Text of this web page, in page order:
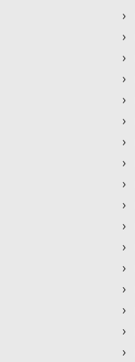
›
›
›
›
›
›
›
›
›
›
›
›
›
›
›
›
›